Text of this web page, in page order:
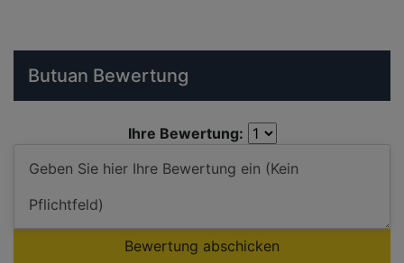
Butuan Bewertung
Ihre Bewertung:
Bewertung abschicken